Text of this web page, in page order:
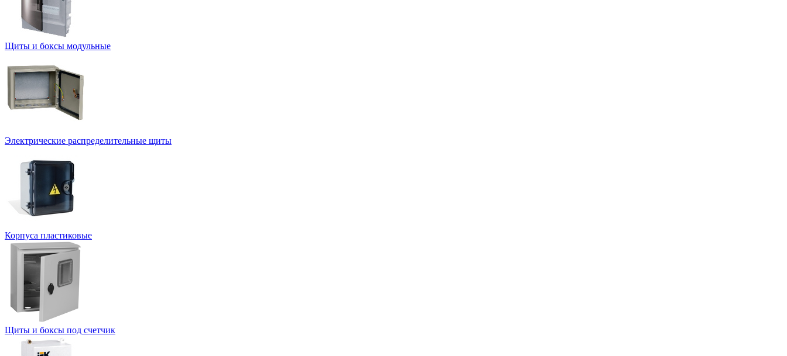
Щиты и боксы модульные
Электрические распределительные щиты
Корпуса пластиковые
Щиты и боксы под счетчик